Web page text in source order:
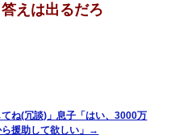
えは出るだろ
ね(冗談)」息子「はい、3000万
援助して欲しい」→